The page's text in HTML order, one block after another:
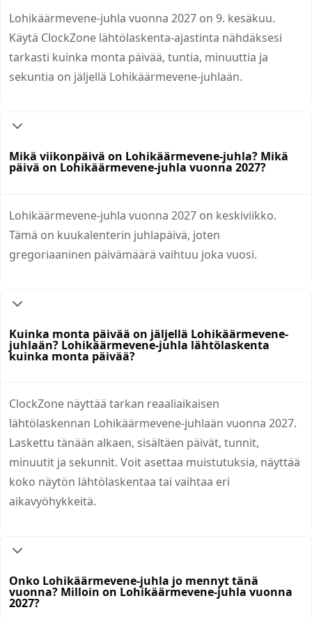
Lohikäärmevene-juhla vuonna 2027 on 9. kesäkuu.
Käytä ClockZone lähtölaskenta-ajastinta nähdäksesi
tarkasti kuinka monta päivää, tuntia, minuuttia ja
sekuntia on jäljellä Lohikäärmevene-juhlaän.
Mikä viikonpäivä on Lohikäärmevene-juhla? Mikä
päivä on Lohikäärmevene-juhla vuonna 2027?
Lohikäärmevene-juhla vuonna 2027 on keskiviikko.
Tämä on kuukalenterin juhlapäivä, joten
gregoriaaninen päivämäärä vaihtuu joka vuosi.
Kuinka monta päivää on jäljellä Lohikäärmevene-
juhlaän? Lohikäärmevene-juhla lähtölaskenta
kuinka monta päivää?
ClockZone näyttää tarkan reaaliaikaisen
lähtölaskennan Lohikäärmevene-juhlaän vuonna 2027.
Laskettu tänään alkaen, sisältäen päivät, tunnit,
minuutit ja sekunnit. Voit asettaa muistutuksia, näyttää
koko näytön lähtölaskentaa tai vaihtaa eri
aikavyöhykkeitä.
Onko Lohikäärmevene-juhla jo mennyt tänä
vuonna? Milloin on Lohikäärmevene-juhla vuonna
2027?